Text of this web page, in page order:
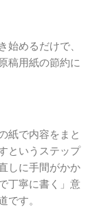
始めるだけで、
稿用紙の節約に
紙で内容をまと
というステップ
しに手間がかか
丁寧に書く」意
です。